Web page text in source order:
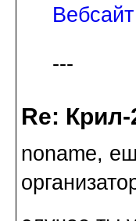
Вебсайт
---
Re: Крил-
noname,